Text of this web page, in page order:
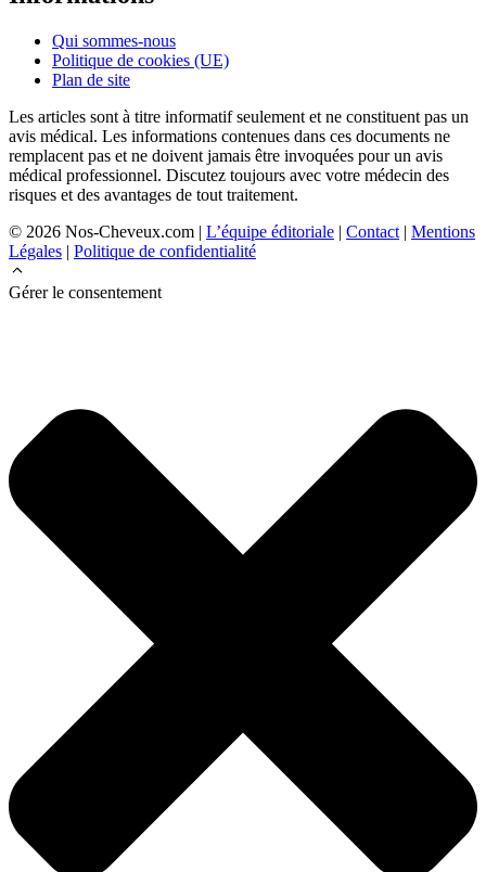
Qui sommes-nous
Politique de cookies (UE)
Plan de site
Les articles sont à titre informatif seulement et ne constituent pas un
avis médical. Les informations contenues dans ces documents ne
remplacent pas et ne doivent jamais être invoquées pour un avis
médical professionnel. Discutez toujours avec votre médecin des
risques et des avantages de tout traitement.
© 2026 Nos-Cheveux.com | L’équipe éditoriale | Contact | Mentions
Légales | Politique de confidentialité
Gérer le consentement